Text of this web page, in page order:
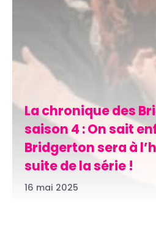
La chronique des
saison 4 : On sait
Bridgerton sera à
suite de la série !
16 mai 2025